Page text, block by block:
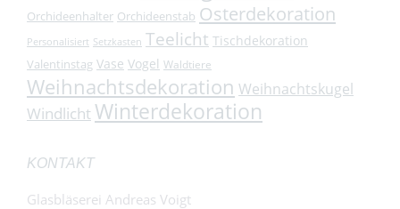
Orchideenhalter Orchideenstab Osterdekoration
Personalisiert Setzkasten Teelicht Tischdekoration
Valentinstag Vase Vogel Waldtiere
Weihnachtsdekoration Weihnachtskugel
WindlichtWinterdekoration
KONTAKT
Glasbläserei Andreas Voigt